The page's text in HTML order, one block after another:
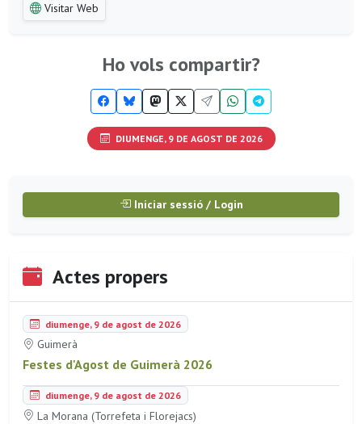
Visitar Web
Ho vols compartir?
DIUMENGE, 9 DE AGOST DE 2026
Iniciar sessió / Login
Actes propers
diumenge, 9 de agost de 2026
Guimerà
Festes d'Agost de Guimerà 2026
diumenge, 9 de agost de 2026
La Morana (Torrefeta i Florejacs)